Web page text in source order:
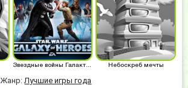
Жанр:Лучшие игры года
Звездные войны Галактика героев Небоскреб мечты